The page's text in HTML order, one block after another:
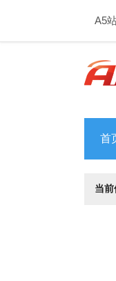
A5
首
当前